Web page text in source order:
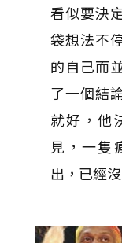
看似要決
袋想法不
的自己而
了一個結
就好，他
見，一隻
出，已經